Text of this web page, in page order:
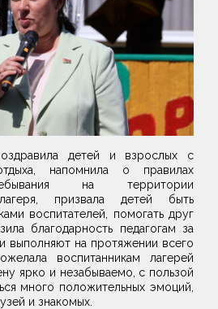
детей и взрослых с
напомнила о правилах
на территории
призвала детей быть
воспитателей, помогать друг
благодарность педагогам за
выполняют на протяжении всего
воспитанникам лагерей
ярко и незабываемо, с пользой
много положительных эмоций,
и знакомых.